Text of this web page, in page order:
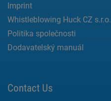
Imprint
Whistleblowing Huck CZ s.r.o.
Politika společnosti
Dodavatelský manuál
Contact Us